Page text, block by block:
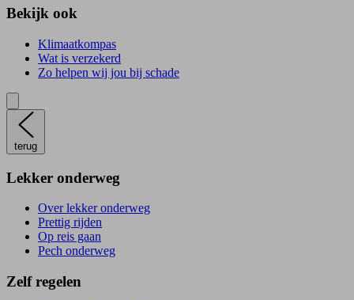
Bekijk ook
Klimaatkompas
Wat is verzekerd
Zo helpen wij jou bij schade
terug
Lekker onderweg
Over lekker onderweg
Prettig rijden
Op reis gaan
Pech onderweg
Zelf regelen